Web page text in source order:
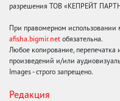
разрешения ТОВ «КЕПРЕЙТ
При правомерном использовании
afisha.bigmir.net обязательна.
Любое копирование, перепечатка
произведений и/или
Images - строго запрещено.
Редакция